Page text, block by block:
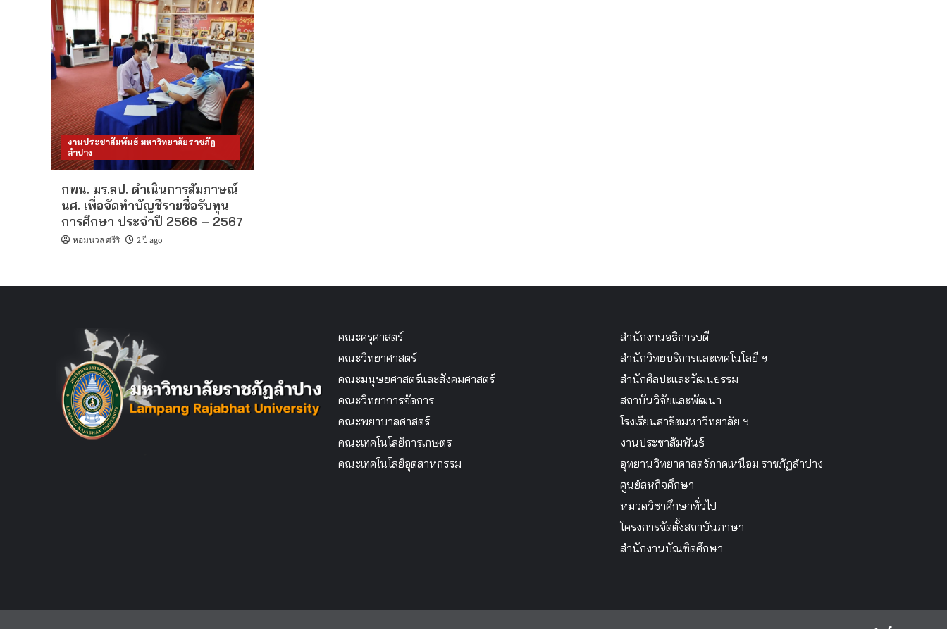
งานประชาสัมพันธ์ มหาวิทยาลัยราชภัฏ
ลำปาง
กพน. มร.ลป. ดำเนินการสัมภาษณ์
นศ. เพื่อจัดทำบัญชีรายชื่อรับทุน
การศึกษา ประจำปี 2566 – 2567
หอมนวล ศรีริ 2 ปี ago
คณะครุศาสตร์
คณะวิทยาศาสตร์
คณะมนุษยศาสตร์และสังคมศาสตร์
คณะวิทยาการจัดการ
คณะพยาบาลศาสตร์
คณะเทคโนโลยีการเกษตร
คณะเทคโนโลยีอุตสาหกรรม
สำนักงานอธิการบดี
สำนักวิทยบริการและเทคโนโลยี ฯ
สำนักศิลปะและวัฒนธรรม
สถาบันวิจัยและพัฒนา
โรงเรียนสาธิตมหาวิทยาลัย ฯ
งานประชาสัมพันธ์
อุทยานวิทยาศาสตร์ภาคเหนือม.ราชภัฏลำปาง
ศูนย์สหกิจศึกษา
หมวดวิชาศึกษาทั่วไป
โครงการจัดตั้งสถาบันภาษา
สำนักงานบัณฑิตศึกษา